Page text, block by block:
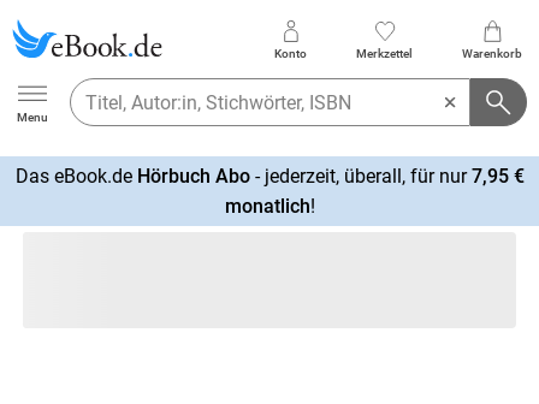
Ebook.de
Menu
Konto Merkzettel Warenkorb
Das eBook.de Hörbuch Abo- jederzeit, überall, für nur7,95 €
monatlich!